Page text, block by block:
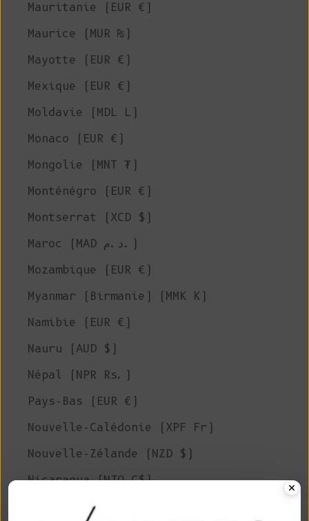
Mauritanie (EUR €)
Maurice (MUR ₨)
Mayotte (EUR €)
Mexique (EUR €)
Moldavie (MDL L)
Monaco (EUR €)
Mongolie (MNT ₮)
Monténégro (EUR €)
Montserrat (XCD $)
Maroc (MAD د.م.)
Mozambique (EUR €)
Myanmar (Birmanie) (MMK K)
Namibie (EUR €)
Nauru (AUD $)
Népal (NPR Rs.)
Pays-Bas (EUR €)
Nouvelle-Calédonie (XPF Fr)
Nouvelle-Zélande (NZD $)
Nicaragua (NIO C$)
Niger (XOF Fr)